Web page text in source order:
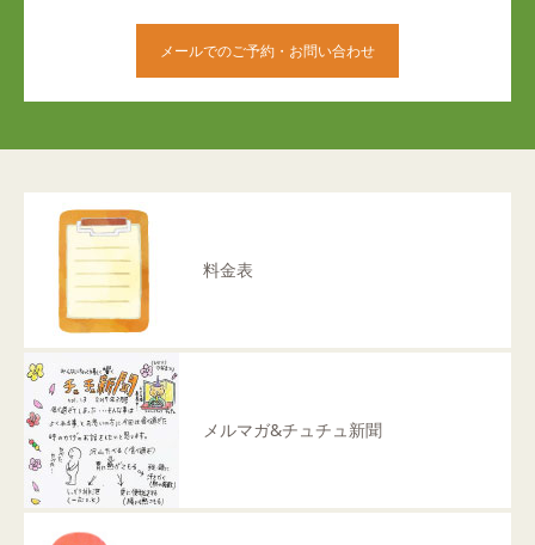
メールでのご予約・お問い合わせ
料金表
メルマガ&チュチュ新聞